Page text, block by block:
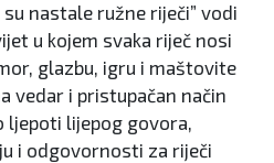
su nastale ružne riječi” vodi
u kojem svaka riječ nosi
glazbu, igru i maštovite
vedar i pristupačan način
ljepoti lijepog govora,
i odgovornosti za riječi